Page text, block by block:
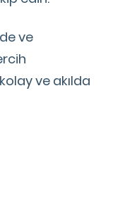
ve
ve akılda